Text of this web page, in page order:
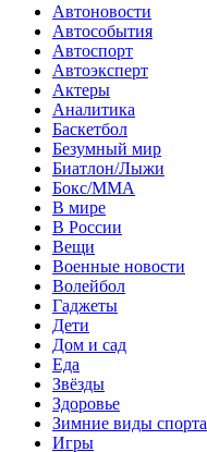
Автоновости
Автособытия
Автоспорт
Автоэксперт
Актеры
Аналитика
Баскетбол
Безумный мир
Биатлон/Лыжи
Бокс/MMA
В мире
В России
Вещи
Военные новости
Волейбол
Гаджеты
Дети
Дом и сад
Еда
Звёзды
Здоровье
Зимние виды спорта
Игры